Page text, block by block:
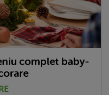
complet baby-